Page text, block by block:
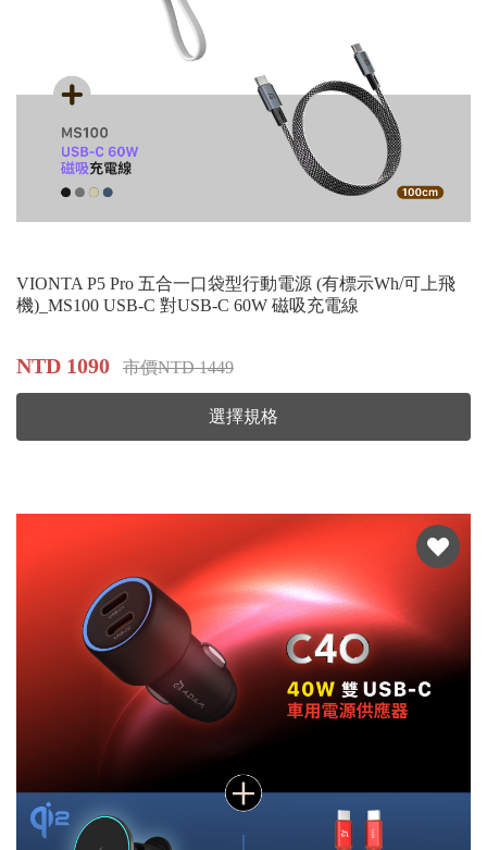
VIONTA P5 Pro 五合一口袋型行動電源 (有標示Wh/可上飛
機)_MS100 USB-C 對USB-C 60W 磁吸充電線
NTD 1090 市價NTD 1449
選擇規格